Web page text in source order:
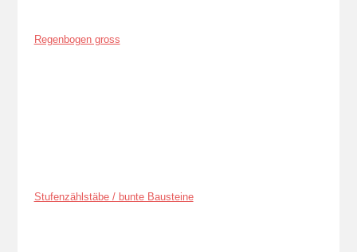
Regenbogen gross
Stufenzählstäbe / bunte Bausteine